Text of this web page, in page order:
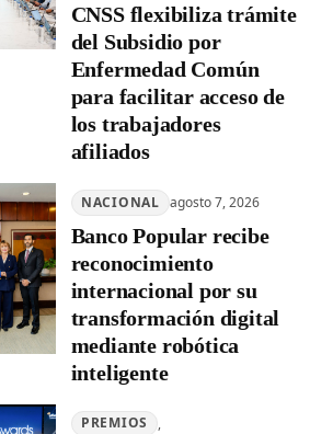
CNSS flexibiliza trámite
del Subsidio por
Enfermedad Común
para facilitar acceso de
los trabajadores
afiliados
NACIONAL agosto 7, 2026
Banco Popular recibe
reconocimiento
internacional por su
transformación digital
mediante robótica
inteligente
PREMIOS